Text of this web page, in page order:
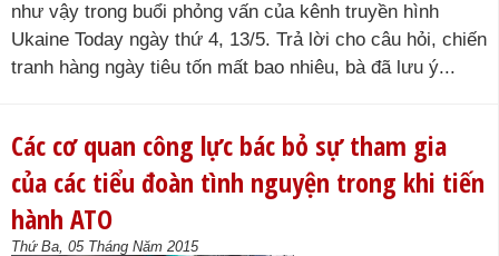
như vậy trong buổi phỏng vấn của kênh truyền hình
Ukaine Today ngày thứ 4, 13/5. Trả lời cho câu hỏi, chiến
tranh hàng ngày tiêu tốn mất bao nhiêu, bà đã lưu ý...
Các cơ quan công lực bác bỏ sự tham gia
của các tiểu đoàn tình nguyện trong khi tiến
hành ATO
Thứ Ba, 05 Tháng Năm 2015